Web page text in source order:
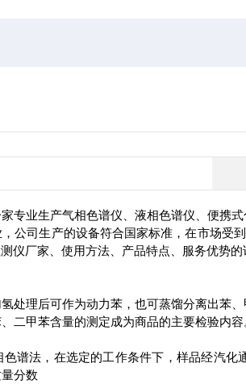
专业生产气相色谱仪、液相色谱仪、便携
公司生产的设备符合国家标准，在市场受
仪厂家、使用方法、产品特点、服务优势的
处理后可作为动力苯，也可蒸馏分离出苯
二甲苯含量的测定成为商品的主要检验内
色谱法，在选定的工作条件下，样品经汽
分数